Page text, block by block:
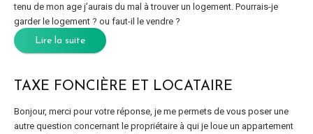
tenu de mon age j’aurais du mal à trouver un logement. Pourrais-je
garder le logement ? ou faut-il le vendre ?
Lire la suite
TAXE FONCIÈRE ET LOCATAIRE
Bonjour, merci pour votre réponse, je me permets de vous poser une
autre question concernant le propriétaire à qui je loue un appartement